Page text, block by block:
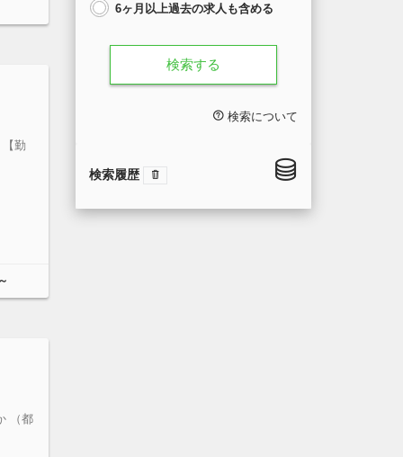
勤
（都
6ヶ月以上過去の求人も含める
検索する
検索について
検索履歴